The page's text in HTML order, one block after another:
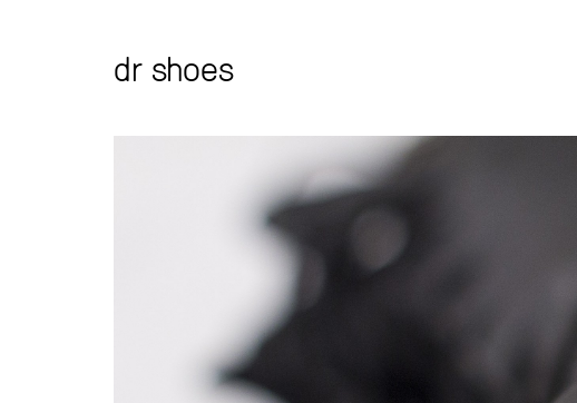
dr shoes